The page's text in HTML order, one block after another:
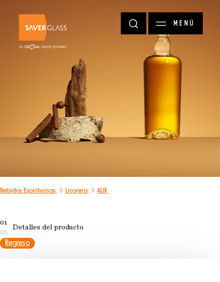
MENÚ
Bebidas Espirituosas Licorera ALIX
01
05
Detalles del producto
Regreso